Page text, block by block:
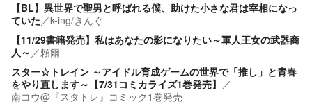
【BL】異世界で聖男と呼ばれる僕、助けた小さな君は宰相になっ
ていた／k-ing/きんぐ
【11/29書籍発売】私はあなたの影になりたい～軍人王女の武器商
人～ ／頼爾
スター☆トレイン ～アイドル育成ゲームの世界で「推し」と青春
をやり直します～【7/31コミカライズ1巻発売】 ／
南コウ@『スタトレ』コミック1巻発売